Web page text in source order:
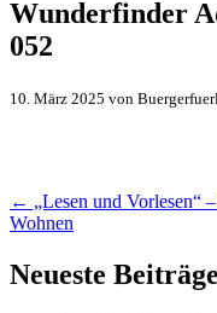
Wunderfinder
052
10. März 2025 von
Artikel-
Navigation
← „Lesen und Vorlesen“
Wohnen
Neueste Beiträge